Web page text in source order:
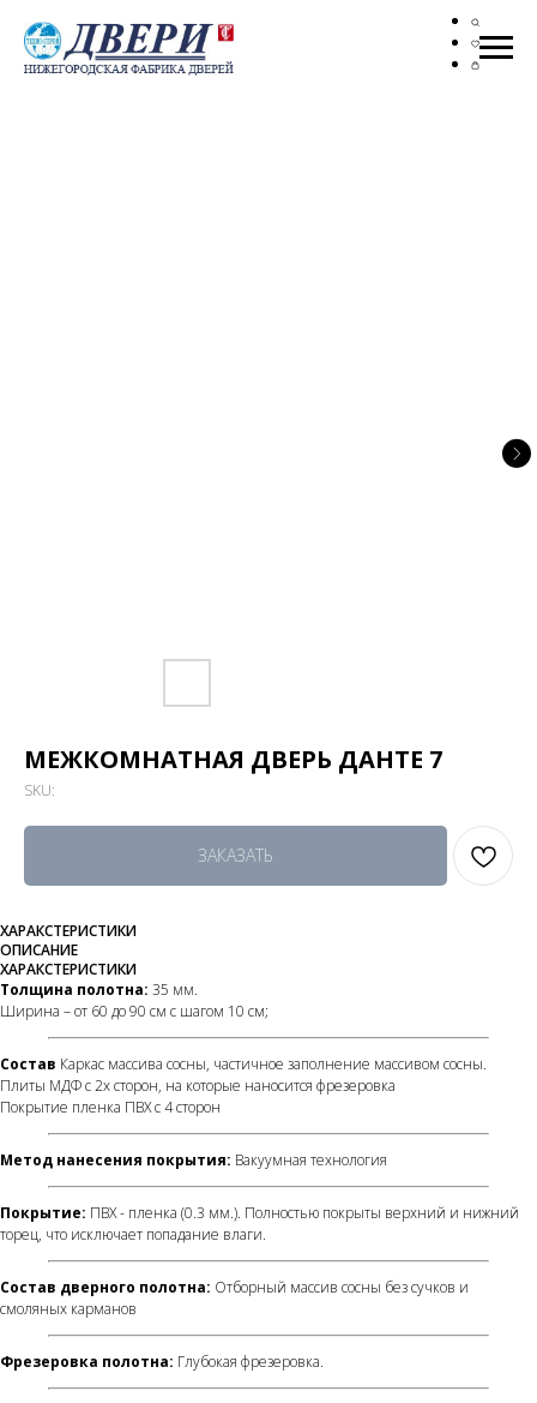
МЕЖКОМНАТНАЯ ДВЕРЬ ДАНТЕ 7
SKU:
ЗАКАЗАТЬ
ХАРАКСТЕРИСТИКИ
ОПИСАНИЕ
ХАРАКСТЕРИСТИКИ
Толщина полотна: 35 мм.
Ширина – от 60 до 90 см с шагом 10 см;
Состав Каркас массива сосны, частичное заполнение массивом сосны.
Плиты МДФ с 2х сторон, на которые наносится фрезеровка
Покрытие пленка ПВХ с 4 сторон
Метод нанесения покрытия: Вакуумная технология
Покрытие: ПВХ - пленка (0.3 мм.). Полностью покрыты верхний и нижний
торец, что исключает попадание влаги.
Состав дверного полотна: Отборный массив сосны без сучков и
смоляных карманов
Фрезеровка полотна: Глубокая фрезеровка.